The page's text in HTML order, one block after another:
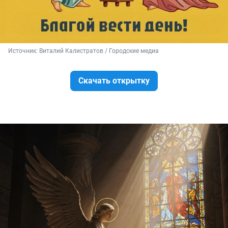
Источник: Виталий Калистратов / Городские медиа
Скачать открытку